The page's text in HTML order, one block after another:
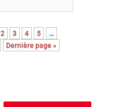
2 3 4 5
…
Dernière page »